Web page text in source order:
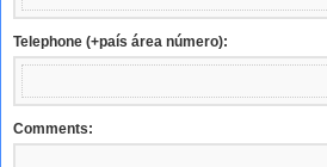
Telephone (+país área número):
Comments: